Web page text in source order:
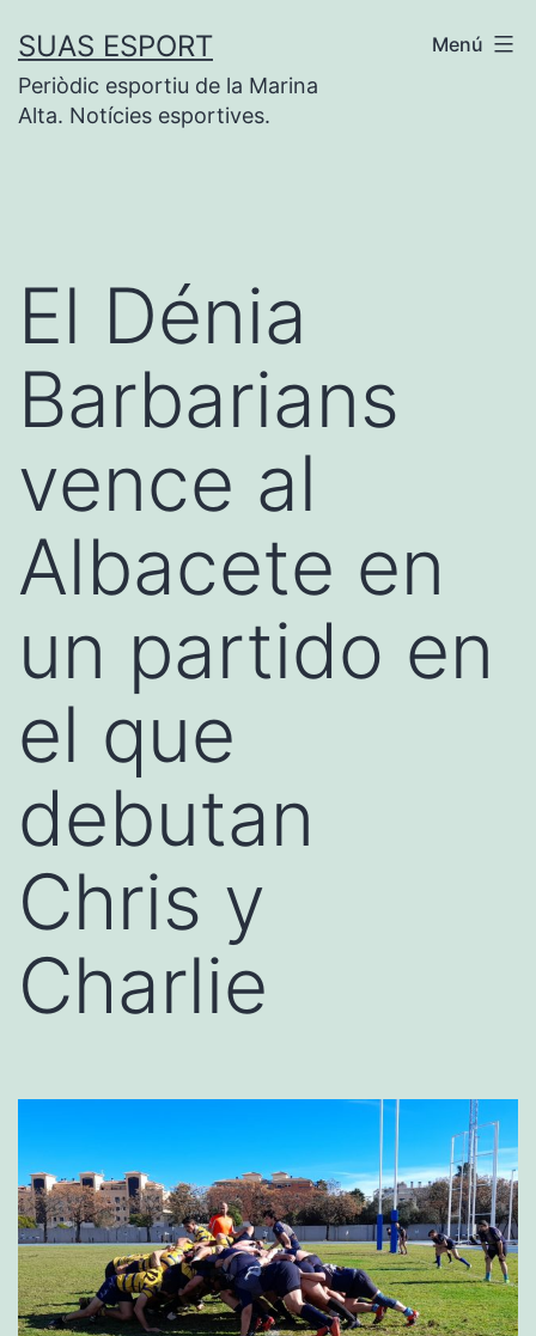
contenido
SUAS ESPORT
Periòdic esportiu de la Marina
Alta. Notícies esportives.
Menú
El Dénia
Barbarians
vence al
Albacete en
un partido en
el que
debutan
Chris y
Charlie